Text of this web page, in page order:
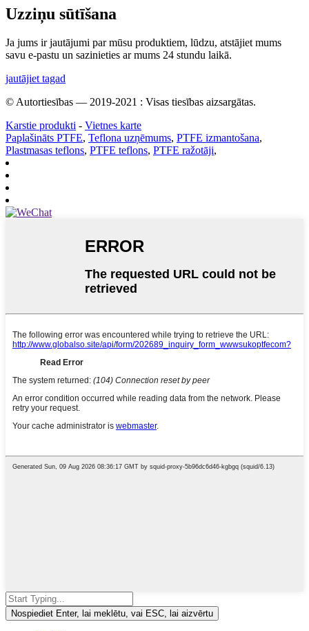
Uzziņu sūtīšana
Ja jums ir jautājumi par mūsu produktiem, lūdzu, atstājiet mums
savu e-pastu un sazinieties ar mums 24 stundu laikā.
jautājiet tagad
© Autortiesības — 2019-2021 : Visas tiesības aizsargātas.
Karstie produkti - Vietnes karte
Paplašināts PTFE, Teflona uzņēmums, PTFE izmantošana,
Plastmasas teflons, PTFE teflons, PTFE ražotāji,
Nospiediet Enter, lai meklētu, vai ESC, lai aizvērtu